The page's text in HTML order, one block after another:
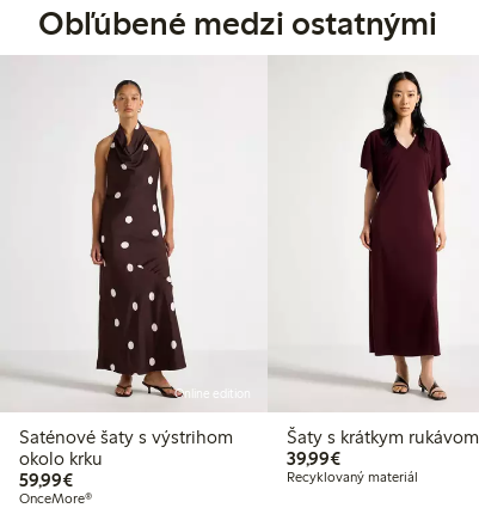
Obľúbené medzi ostatnými
Online edition
Saténové šaty s výstrihom
okolo krku
59,99€59,99 €
OnceMore®
Šaty s krátkym rukávom
39,99€39,99 €
Recyklovaný materiál